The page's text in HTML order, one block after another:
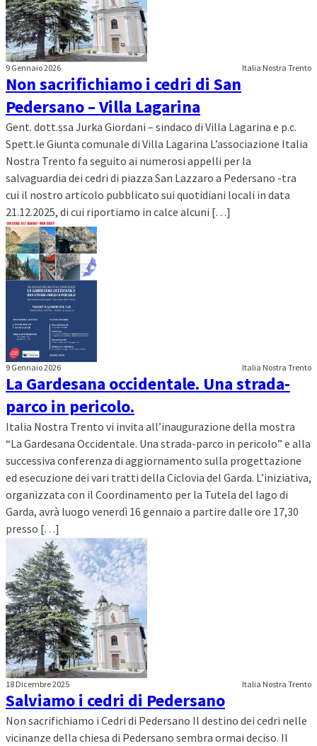
9 Gennaio 2026 Italia Nostra Trento
Non sacrifichiamo i cedri di San
Pedersano – Villa Lagarina
Gent. dott.ssa Jurka Giordani – sindaco di Villa Lagarina e p.c.
Spett.le Giunta comunale di Villa Lagarina L’associazione Italia
Nostra Trento fa seguito ai numerosi appelli per la
salvaguardia dei cedri di piazza San Lazzaro a Pedersano -tra
cui il nostro articolo pubblicato sui quotidiani locali in data
21.12.2025, di cui riportiamo in calce alcuni […]
9 Gennaio 2026 Italia Nostra Trento
La Gardesana occidentale. Una strada-
parco in pericolo.
Italia Nostra Trento vi invita all’inaugurazione della mostra
“La Gardesana Occidentale. Una strada-parco in pericolo” e alla
successiva conferenza di aggiornamento sulla progettazione
ed esecuzione dei vari tratti della Ciclovia del Garda. L’iniziativa,
organizzata con il Coordinamento per la Tutela del lago di
Garda, avrà luogo venerdì 16 gennaio a partire dalle ore 17,30
presso […]
18 Dicembre 2025 Italia Nostra Trento
Salviamo i cedri di Pedersano
Non sacrifichiamo i Cedri di Pedersano Il destino dei cedri nelle
vicinanze della chiesa di Pedersano sembra ormai deciso. Il